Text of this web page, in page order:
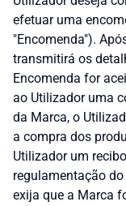
efetuar uma
"Encomenda").
transmitirá os
Encomenda for
ao Utilizador uma
da Marca, o
a compra dos
Utilizador um
regulamentação
exija que a Marca